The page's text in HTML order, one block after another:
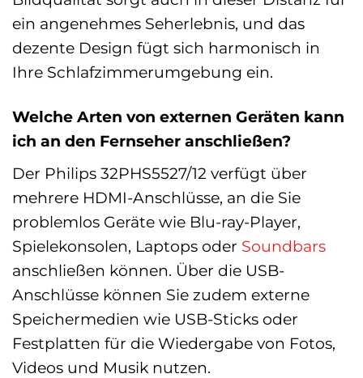
ein angenehmes Seherlebnis, und das
dezente Design fügt sich harmonisch in
Ihre Schlafzimmerumgebung ein.
Welche Arten von externen Geräten kann
ich an den Fernseher anschließen?
Der Philips 32PHS5527/12 verfügt über
mehrere HDMI-Anschlüsse, an die Sie
problemlos Geräte wie Blu-ray-Player,
Spielekonsolen, Laptops oder Soundbars
anschließen können. Über die USB-
Anschlüsse können Sie zudem externe
Speichermedien wie USB-Sticks oder
Festplatten für die Wiedergabe von Fotos,
Videos und Musik nutzen.